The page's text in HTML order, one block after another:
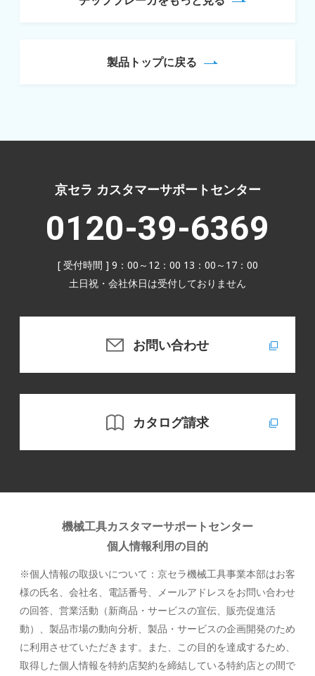
製品トップに戻る
京セラ カスタマーサポートセンター
0120-39-6369
[ 受付時間 ] 9：00～12：00 13：00～17：00
土日祝・会社休日は受付しておりません
お問い合わせ
カタログ請求
機械工具カスタマーサポートセンター
個人情報利用の目的
※個人情報の取扱いについて：京セラ機械工具事業本部はお客
様の氏名、会社名、電話番号、メールアドレスをお問い合わせ
の回答、営業活動（新商品・サービスの宣伝、販売促進活
動）、製品市場の動向分析、製品・サービスの企画開発のため
に利用させていただきます。また、この目的を達成するため、
取得した個人情報を特約店契約を締結している特約店との間で